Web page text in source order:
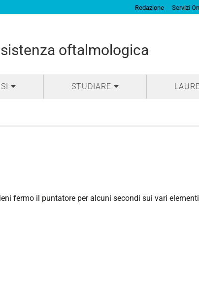
Redazione Servizi
oftalmologica
STUDIARE
fermo il puntatore per alcuni secondi sui vari